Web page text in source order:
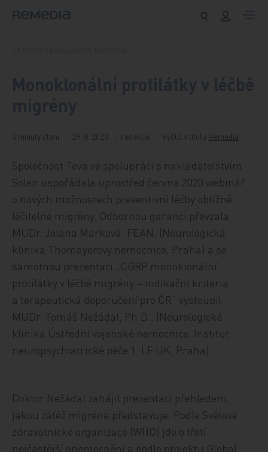
4 minuty čtení 29. 8. 2020 redakce Vyšlo v titulu Remedia
Společnost Teva ve spolupráci s nakladatelstvím
Solen uspořádala uprostřed června 2020 webinář
o nových možnostech preventivní léčby obtížně
léčitelné migrény. Odbornou garanci převzala
MUDr. Jolana Marková, FEAN, (Neurologická
klinika Thomayerovy nemocnice, Praha) a se
samotnou prezentací „CGRP monoklonální
protilátky v léčbě migrény – indikační kritéria
a terapeutická doporučení pro ČR“ vystoupil
MUDr. Tomáš Nežádal, Ph.D., (Neurologická
klinika Ústřední vojenské nemocnice, Institut
neuropsychiatrické péče 1. LF UK, Praha).
Doktor Nežádal zahájil prezentaci přehledem,
jakou zátěž migréna představuje. Podle Světové
zdravotnické organizace (WHO) jde o třetí
nejčastější onemocnění a podle projektu Global